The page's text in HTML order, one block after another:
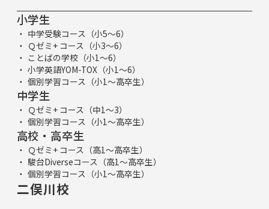
小学生
中学受験コース（小5～6）
Ｑゼミ+ コース（小3～6）
ことばの学校（小1～6）
小学英語YOM-TOX（小1～6）
個別学習コース（小1～高卒生）
中学生
Ｑゼミ+ コース（中1～3）
個別学習コース（小1～高卒生）
高校・高卒生
Ｑゼミ+ コース（高1～高卒生）
駿台Diverseコース（高1～高卒生）
個別学習コース（小1～高卒生）
二俣川校